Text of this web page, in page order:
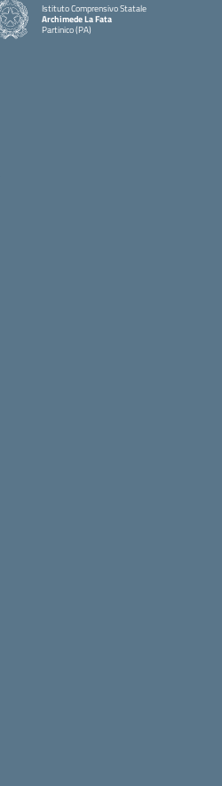
Istituto Comprensivo Statale
Archimede La Fata
Partinico (PA)